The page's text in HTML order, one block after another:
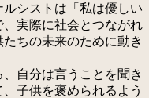
シストは「私は優しい
実際に社会とつながれ
ちの未来のために動き
自分は言うことを聞き
子供を褒められるよう